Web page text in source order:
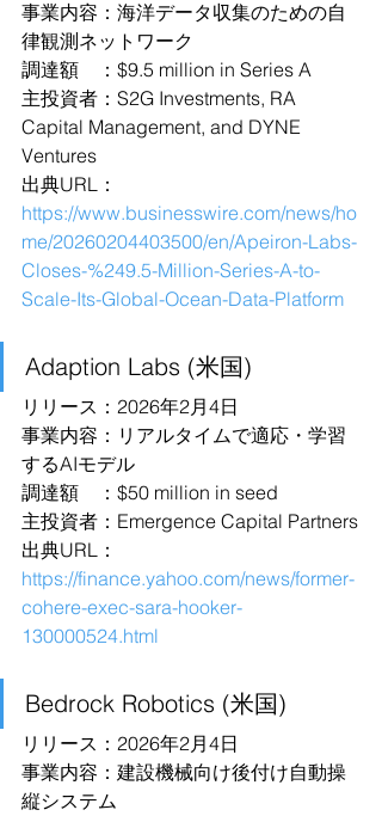
事業内容：海洋データ収集のための自
律観測ネットワーク
調達額　：$9.5 million in Series A
主投資者：S2G Investments, RA
Capital Management, and DYNE
Ventures
出典URL：
https://www.businesswire.com/news/ho
me/20260204403500/en/Apeiron-Labs-
Closes-%249.5-Million-Series-A-to-
Scale-Its-Global-Ocean-Data-Platform
Adaption Labs (米国)
リリース：2026年2月4日
事業内容：リアルタイムで適応・学習
するAIモデル
調達額　：$50 million in seed
主投資者：Emergence Capital Partners
出典URL：
https://finance.yahoo.com/news/former-
cohere-exec-sara-hooker-
130000524.html
Bedrock Robotics (米国)
リリース：2026年2月4日
事業内容：建設機械向け後付け自動操
縦システム